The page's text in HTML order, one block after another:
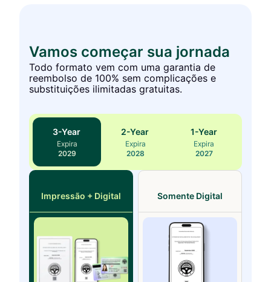
Vamos começar sua jornada
Todo formato vem com uma garantia de
reembolso de 100% sem complicações e
substituições ilimitadas gratuitas.
3-Year
Expira
2029
2-Year
Expira
2028
1-Year
Expira
2027
Impressão + Digital Somente Digital